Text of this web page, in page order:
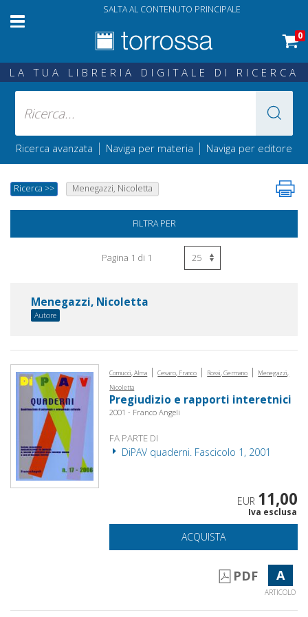
SALTA AL CONTENUTO PRINCIPALE
0
LA TUA LIBRERIA DIGITALE DI RICERCA
Ricerca avanzata | Naviga per materia | Naviga per editore
Ricerca >> Menegazzi, Nicoletta
FILTRA PER
Pagina 1 di 1
Menegazzi, Nicoletta
Autore
Comucci, Alma | Cesaro, Franco | Rossi, Germano |
Menegazzi,
Nicoletta
Pregiudizio e rapporti interetnici
2001 - Franco Angeli
FA PARTE DI
DiPAV quaderni. Fascicolo 1, 2001
EUR 11,00
Iva esclusa
ACQUISTA
PDF A
ARTICOLO